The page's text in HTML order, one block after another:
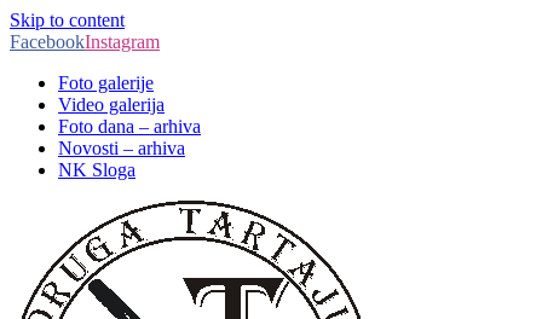
Skip to content
FacebookInstagram
Foto galerije
Video galerija
Foto dana – arhiva
Novosti – arhiva
NK Sloga